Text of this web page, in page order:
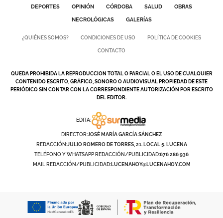
DEPORTES
OPINIÓN CÓRDOBA SALUD
OBRAS
NECROLÓGICAS
GALERÍAS
¿QUIÉNES SOMOS? CONDICIONES DE USO POLÍTICA DE COOKIES
CONTACTO
QUEDA PROHIBIDA LA REPRODUCCION TOTAL O PARCIAL O EL USO DE CUALQUIER
CONTENIDO ESCRITO, GRÁFICO, SONORO O AUDIOVISUAL PROPIEDAD DE ESTE
PERIÓDICO SIN CONTAR CON LA CORRESPONDIENTE AUTORIZACIÓN POR ESCRITO
DEL EDITOR.
EDITA:
DIRECTOR:JOSÉ MARÍA GARCÍA SÁNCHEZ
REDACCIÓN:JULIO ROMERO DE TORRES, 21. LOCAL 5. LUCENA
TELÉFONO Y WHATSAPP REDACCIÓN/PUBLICIDAD:676 286 936
MAIL REDACCIÓN/PUBLICIDAD:LUCENAHOY@LUCENAHOY.COM